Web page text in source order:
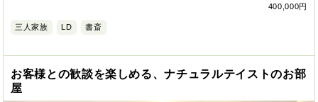
400,000円
三人家族 LD 書斎
お客様との歓談を楽しめる、ナチュラルテイストのお部
屋